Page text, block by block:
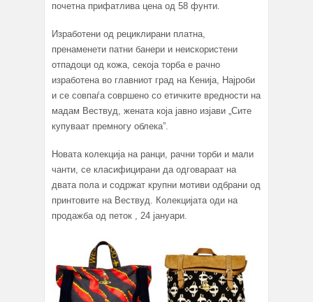
почетна прифатлива цена од 58 фунти.
Изработени од рециклирани платна,
пренаменети патни банери и неискористени
отпадоци од кожа, секоја торба е рачно
изработена во главниот град на Кенија, Најроби
и се совпаѓа совршено со етичките вредности на
мадам Вествуд, жената која јавно изјави „Сите
купуваат премногу облека”.
Новата колекција на ранци, рачни торби и мали
чанти, се класифицирани да одговараат на
двата пола и содржат крупни мотиви одбрани од
принтовите на Вествуд. Колекцијата оди на
продажба од петок , 24 јануари.